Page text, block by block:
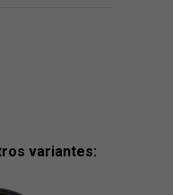
variantes: